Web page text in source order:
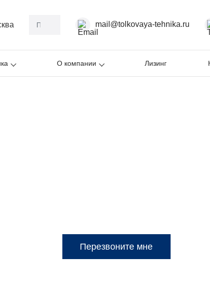
mail@tolkovaya-tehnika.ru
О компании Лизинг
Перезвоните мне